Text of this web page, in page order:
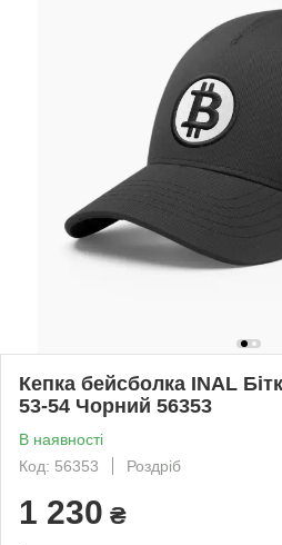
Кепка бейсболка INAL
53-54 Чорний 56353
В наявності
Код: 56353
Роздріб
1 230 ₴